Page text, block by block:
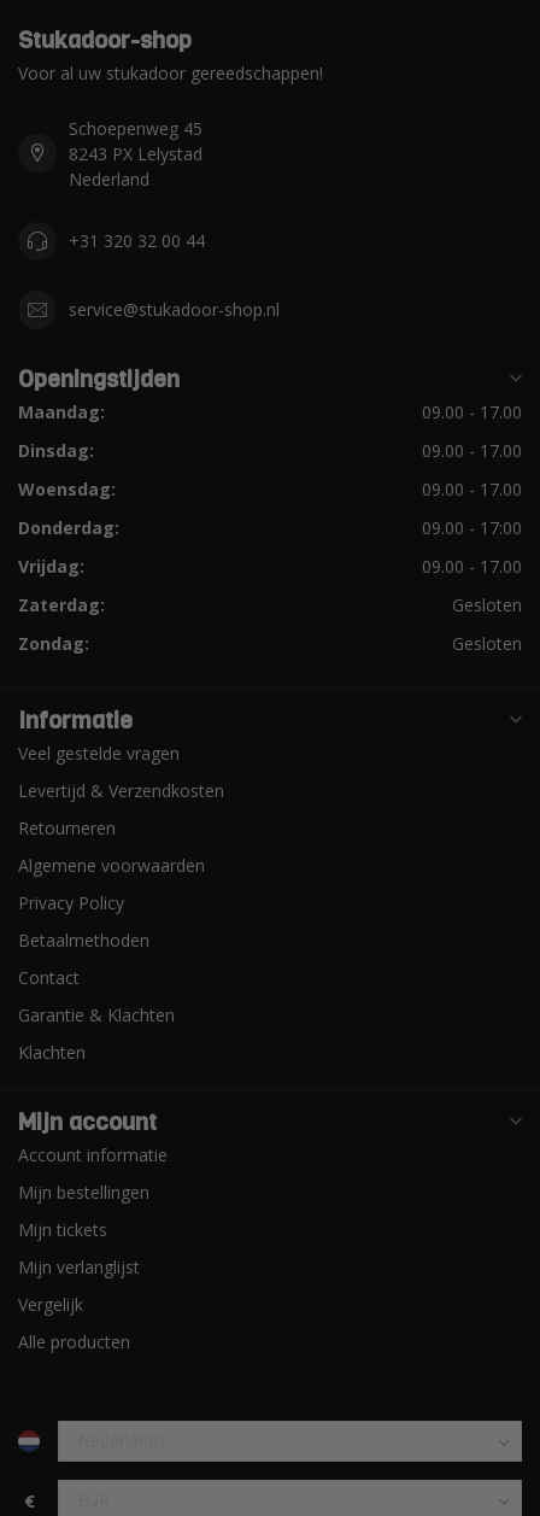
Stukadoor-shop
Voor al uw stukadoor gereedschappen!
Schoepenweg 45
8243 PX Lelystad
Nederland
+31 320 32 00 44
service@stukadoor-shop.nl
Openingstijden
Maandag:
09.00 - 17.00
Dinsdag:
09.00 - 17.00
Woensdag:
09.00 - 17.00
Donderdag:
09.00 - 17:00
Vrijdag:
09.00 - 17.00
Zaterdag:
Gesloten
Zondag:
Gesloten
Informatie
Veel gestelde vragen
Levertijd & Verzendkosten
Retourneren
Algemene voorwaarden
Privacy Policy
Betaalmethoden
Contact
Garantie & Klachten
Klachten
Mijn account
Account informatie
Mijn bestellingen
Mijn tickets
Mijn verlanglijst
Vergelijk
Alle producten
€